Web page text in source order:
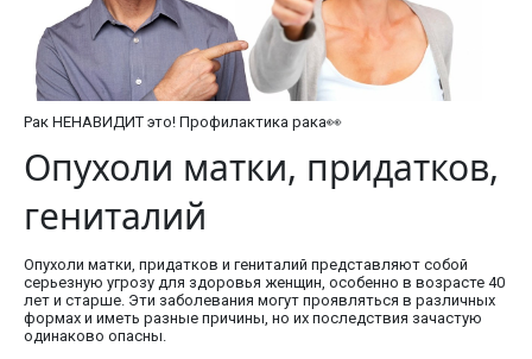
Рак НЕНАВИДИТ это! Профилактика рака👀
Опухоли матки, придатков,
гениталий
Опухоли матки, придатков и гениталий представляют собой
серьезную угрозу для здоровья женщин, особенно в возрасте 40
лет и старше. Эти заболевания могут проявляться в различных
формах и иметь разные причины, но их последствия зачастую
одинаково опасны.